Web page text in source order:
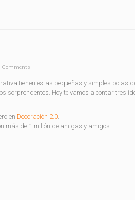
Comments
tienen estas pequeñas y simples bolas
sorprendentes. Hoy te vamos a contar tres
en Decoración 2.0.
más de 1 millón de amigas y amigos.